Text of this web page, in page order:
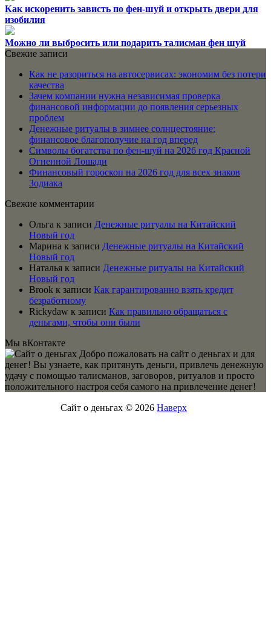
Как искоренить зависть по фен-шуй и открыть двери для
изобилия
Можно ли выбросить или подарить талисман фен шуй
Свежие записи
Как не разориться на автосервисах: экономим без потери
качества
Зачем компании нужна независимая проверка
финансовой информации до появления серьезных
проблем
Денежные ритуалы в зимнее солнцестояние:
финансовое благополучие на год вперед
Символы богатства по фен-шуй на 2026 год Красной
Огненной Лошади
Финансовый гороскоп на 2026 год для всех знаков
Зодиака
Свежие комментарии
Ольга к записи Денежные ритуалы на Китайский
Новый год
Марина к записи Денежные ритуалы на Китайский
Новый год
Наталья к записи Денежные ритуалы на Китайский
Новый год
Brook к записи Как гарантированно взять кредит
безработному
Rickydaw к записи Как правильно обращаться с
деньгами, чтобы они были
Мы вКонтакте
Добро пожаловать на сайт о деньгах и для
денег! Вы узнаете, как притянуть деньги, привлечь денежную
удачу с помощью талисманов, заговоров, ритуалов и просто
положительного настроя себя самого на привлечение денег!
Сайт о деньгах © 2026 Наверх